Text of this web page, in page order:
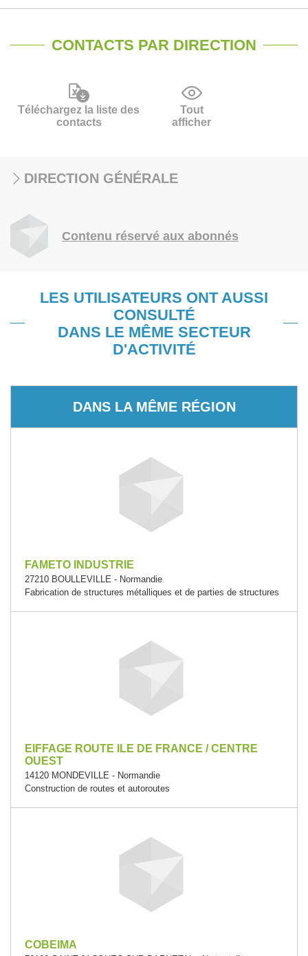
CONTACTS PAR DIRECTION
Téléchargez la liste des
contacts
Tout
afficher
DIRECTION GÉNÉRALE
Contenu réservé aux abonnés
LES UTILISATEURS ONT AUSSI
CONSULTÉ
DANS LE MÊME SECTEUR
D'ACTIVITÉ
DANS LA MÊME RÉGION
FAMETO INDUSTRIE
27210 BOULLEVILLE - Normandie
Fabrication de structures métalliques et de parties de structures
EIFFAGE ROUTE ILE DE FRANCE / CENTRE
OUEST
14120 MONDEVILLE - Normandie
Construction de routes et autoroutes
COBEIMA